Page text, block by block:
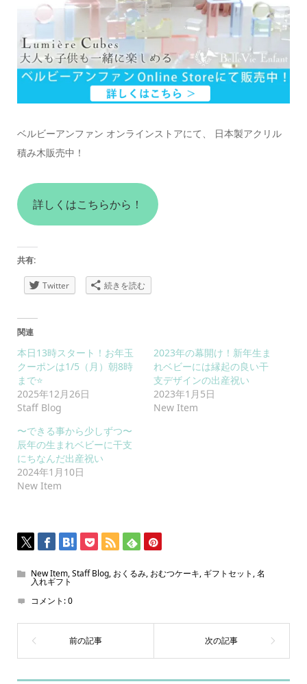
ベルビーアンファン オンラインストアにて、 日本製アクリル
積み木販売中！
詳しくはこちらから！
共有:
Twitter 続きを読む
関連
本日13時スタート！お年玉
クーポンは1/5（月）朝8時
まで⭐
2025年12月26日
Staff Blog
2023年の幕開け！新年生ま
れベビーには縁起の良い干
支デザインの出産祝い
2023年1月5日
New Item
〜できる事から少しずつ〜
辰年の生まれベビーに干支
にちなんだ出産祝い
2024年1月10日
New Item
New Item,Staff Blog, おくるみ, おむつケーキ, ギフトセット ,名
入れギフト
コメント:0